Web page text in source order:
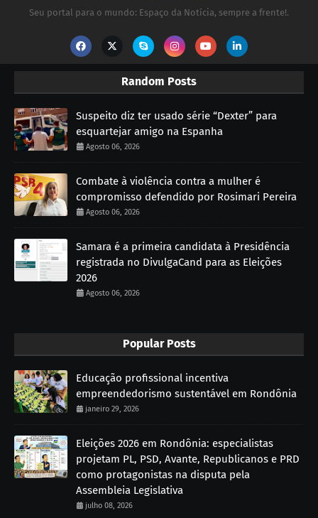
Seu portal para o mundo: Espaço da Notícia, sempre a frente!.
Random Posts
Suspeito diz ter usado série “Dexter” para
esquartejar amigo na Espanha
Agosto 06, 2026
Combate à violência contra a mulher é
compromisso defendido por Rosimari Pereira
Agosto 06, 2026
Samara é a primeira candidata à Presidência
registrada no DivulgaCand para as Eleições
2026
Agosto 06, 2026
Popular Posts
Educação profissional incentiva
empreendedorismo sustentável em Rondônia
janeiro 29, 2026
Eleições 2026 em Rondônia: especialistas
projetam PL, PSD, Avante, Republicanos e PRD
como protagonistas na disputa pela
Assembleia Legislativa
julho 08, 2026